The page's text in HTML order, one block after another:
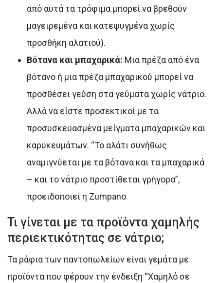
από αυτά τα τρόφιμα μπορεί να βρεθούν
μαγειρεμένα και κατεψυγμένα χωρίς
προσθήκη αλατιού).
Βότανα και μπαχαρικά: Μια πρέζα από ένα
βότανο ή μια πρέζα μπαχαρικού μπορεί να
προσθέσει γεύση στα γεύματα χωρίς νάτριο.
Αλλά να είστε προσεκτικοί με τα
προσυσκευασμένα μείγματα μπαχαρικών και
καρυκευμάτων. “Το αλάτι συνήθως
αναμιγνύεται με τα βότανα και τα μπαχαρικά
– και το νάτριο προστίθεται γρήγορα”,
προειδοποιεί η Zumpano.
Τι γίνεται με τα προϊόντα χαμηλής
περιεκτικότητας σε νάτριο;
Τα ράφια των παντοπωλείων είναι γεμάτα με
προϊόντα που φέρουν την ένδειξη “Χαμηλό σε